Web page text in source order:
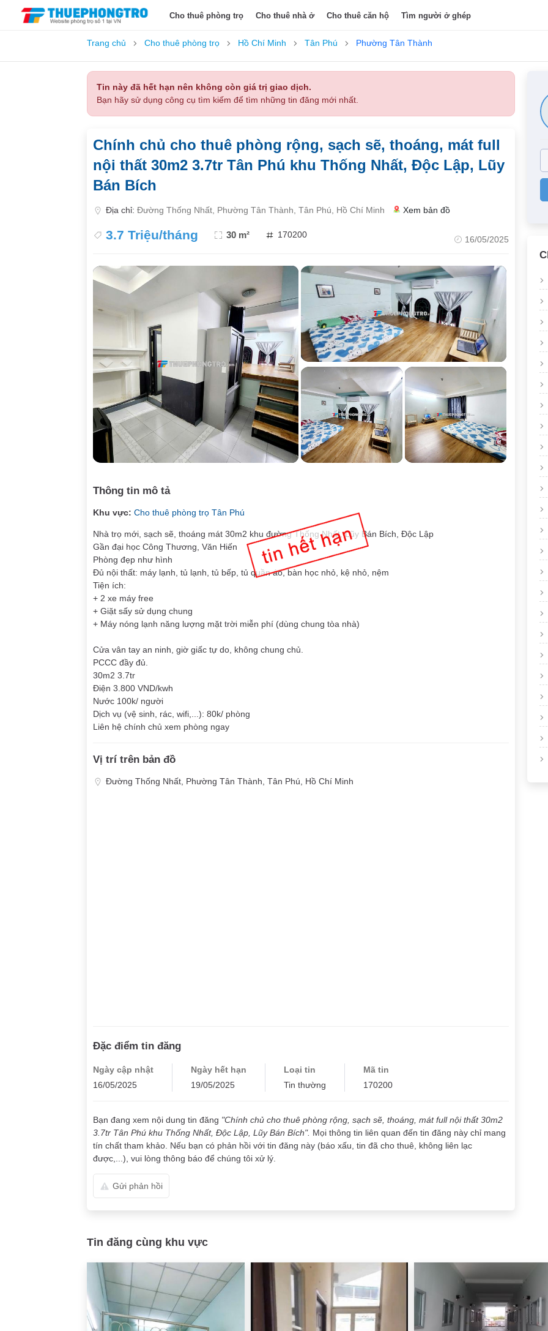
Cho thuê phòng trọ Cho thuê nhà ở Cho thuê căn hộ Tìm người ở ghép
Trang chủ Cho thuê phòng trọ Hồ Chí Minh Tân Phú Phường Tân Thành
Tin này đã hết hạn nên không còn giá trị giao dịch.
Bạn hãy sử dụng công cụ tìm kiếm để tìm những tin đăng mới nhất.
Chính chủ cho thuê phòng rộng, sạch sẽ, thoáng, mát full
nội thất 30m2 3.7tr Tân Phú khu Thống Nhất, Độc Lập, Lũy
Bán Bích
Địa chỉ: Đường Thống Nhất, Phường Tân Thành, Tân Phú, Hồ Chí Minh Xem bản đồ
3.7 Triệu/tháng 30 m² 170200 16/05/2025
Thông tin mô tả
Khu vực: Cho thuê phòng trọ Tân Phú
Nhà trọ mới, sạch sẽ, thoáng mát 30m2 khu đường Thống Nhất, Lũy Bán Bích, Độc Lập
Gần đại học Công Thương, Văn Hiến
Phòng đẹp như hình
Đủ nội thất: máy lạnh, tủ lạnh, tủ bếp, tủ quần áo, bàn học nhỏ, kệ nhỏ, nệm
Tiện ích:
+ 2 xe máy free
+ Giặt sấy sử dụng chung
+ Máy nóng lạnh năng lượng mặt trời miễn phí (dùng chung tòa nhà)
Cửa vân tay an ninh, giờ giấc tự do, không chung chủ.
PCCC đầy đủ.
30m2 3.7tr
Điện 3.800 VND/kwh
Nước 100k/ người
Dịch vụ (vệ sinh, rác, wifi,...): 80k/ phòng
Liên hệ chính chủ xem phòng ngay
Vị trí trên bản đồ
Đường Thống Nhất, Phường Tân Thành, Tân Phú, Hồ Chí Minh
Đặc điểm tin đăng
Ngày cập nhật
16/05/2025
Ngày hết hạn
19/05/2025
Loại tin
Tin thường
Mã tin
170200
Bạn đang xem nội dung tin đăng "Chính chủ cho thuê phòng rộng, sạch sẽ, thoáng, mát full nội thất 30m2
3.7tr Tân Phú khu Thống Nhất, Độc Lập, Lũy Bán Bích". Mọi thông tin liên quan đến tin đăng này chỉ mang
tín chất tham khảo. Nếu bạn có phản hồi với tin đăng này (báo xấu, tin đã cho thuê, không liên lạc
được,...), vui lòng thông báo để chúng tôi xử lý.
Gửi phản hồi
Tin đăng cùng khu vực